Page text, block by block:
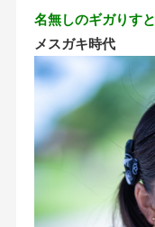
名無しのギガりすと
メスガキ時代